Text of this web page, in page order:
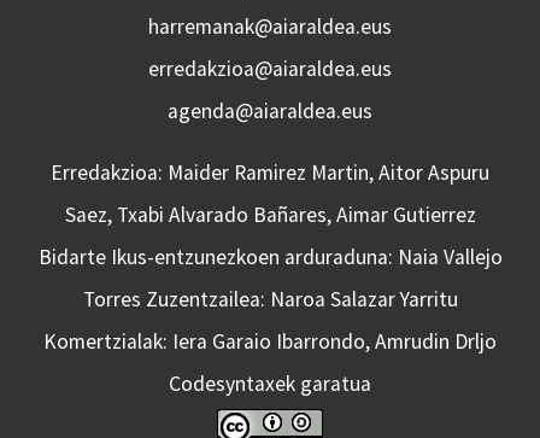
harremanak@aiaraldea.eus
erredakzioa@aiaraldea.eus
agenda@aiaraldea.eus
Erredakzioa: Maider Ramirez Martin, Aitor Aspuru
Saez, Txabi Alvarado Bañares, Aimar Gutierrez
Bidarte Ikus-entzunezkoen arduraduna: Naia Vallejo
Torres Zuzentzailea: Naroa Salazar Yarritu
Komertzialak: Iera Garaio Ibarrondo, Amrudin Drljo
Codesyntaxek garatua